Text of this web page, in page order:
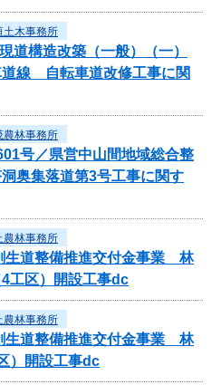
土木事務所
構造改築（一般）（一）
線 自転車道改修工事に関
農林事務所
号／県営中山間地域総合整
奥集落道第3号工事に関す
農林事務所
生道整備推進交付金事業 林
工区）開設工事dc
農林事務所
生道整備推進交付金事業 林
）開設工事dc